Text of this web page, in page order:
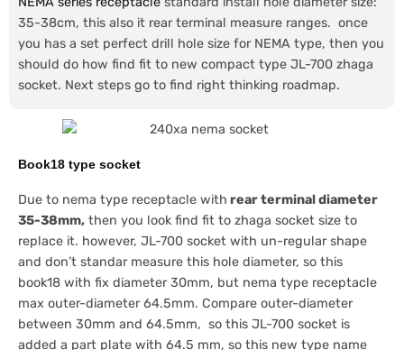
35-38cm, this also it rear terminal measure ranges. once
you has a set perfect drill hole size for NEMA type, then you
should do how find fit to new compact type JL-700 zhaga
socket. Next steps go to find right thinking roadmap.
Book18 type socket
Due to nema type receptacle with rear terminal diameter
35-38mm, then you look find fit to zhaga socket size to
replace it. however, JL-700 socket with un-regular shape
and don’t standar measure this hole diameter, so this
book18 with fix diameter 30mm, but nema type receptacle
max outer-diameter 64.5mm. Compare outer-diameter
between 30mm and 64.5mm, so this JL-700 socket is
added a part plate with 64.5 mm, so this new type name